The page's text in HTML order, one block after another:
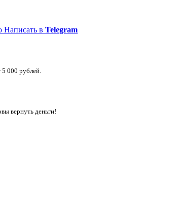
Написать в Telegram
5 000 рублей.
вернуть деньги!